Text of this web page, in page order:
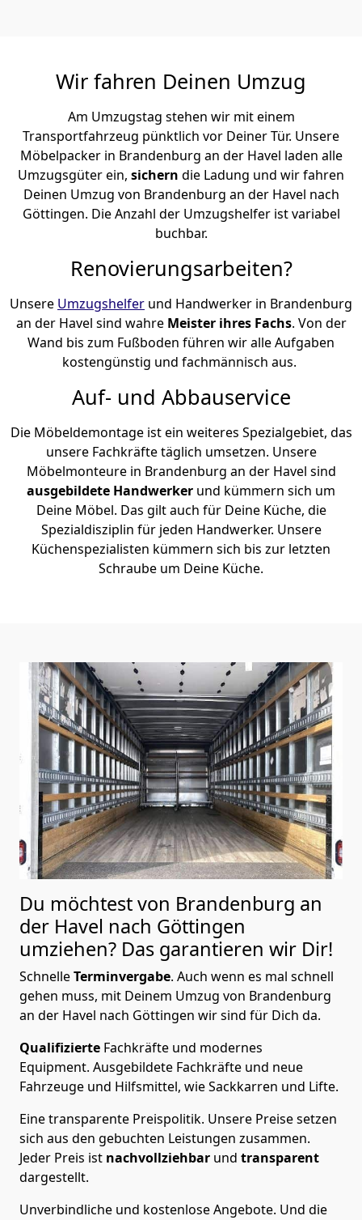
Wir fahren Deinen Umzug
Am Umzugstag stehen wir mit einem
Transportfahrzeug pünktlich vor Deiner Tür. Unsere
Möbelpacker in Brandenburg an der Havel laden alle
Umzugsgüter ein, sichern die Ladung und wir fahren
Deinen Umzug von Brandenburg an der Havel nach
Göttingen. Die Anzahl der Umzugshelfer ist variabel
buchbar.
Renovierungsarbeiten?
Unsere Umzugshelfer und Handwerker in Brandenburg
an der Havel sind wahre Meister ihres Fachs. Von der
Wand bis zum Fußboden führen wir alle Aufgaben
kostengünstig und fachmännisch aus.
Auf- und Abbauservice
Die Möbeldemontage ist ein weiteres Spezialgebiet, das
unsere Fachkräfte täglich umsetzen. Unsere
Möbelmonteure in Brandenburg an der Havel sind
ausgebildete Handwerker und kümmern sich um
Deine Möbel. Das gilt auch für Deine Küche, die
Spezialdisziplin für jeden Handwerker. Unsere
Küchenspezialisten kümmern sich bis zur letzten
Schraube um Deine Küche.
Du möchtest von Brandenburg an
der Havel nach Göttingen
umziehen? Das garantieren wir Dir!
SchnelleTerminvergabe. Auch wenn es mal schnell
gehen muss, mit Deinem Umzug von Brandenburg
an der Havel nach Göttingen wir sind für Dich da.
Qualifizierte Fachkräfte und modernes
Equipment. Ausgebildete Fachkräfte und neue
Fahrzeuge und Hilfsmittel, wie Sackkarren und Lifte.
Eine transparente Preispolitik. Unsere Preise setzen
sich aus den gebuchten Leistungen zusammen.
Jeder Preis ist nachvollziehbar und transparent
dargestellt.
Unverbindliche und kostenlose Angebote. Und die